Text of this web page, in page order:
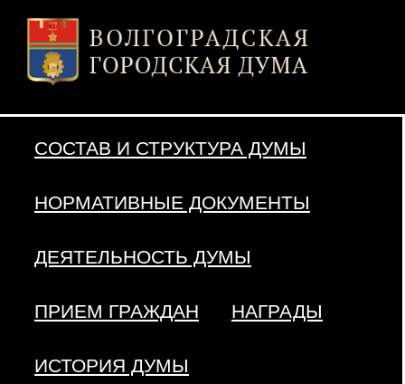
СОСТАВ И СТРУКТУРА ДУМЫ
НОРМАТИВНЫЕ ДОКУМЕНТЫ
ДЕЯТЕЛЬНОСТЬ ДУМЫ
ПРИЕМ ГРАЖДАН НАГРАДЫ
ИСТОРИЯ ДУМЫ